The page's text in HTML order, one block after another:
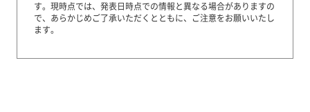
す。 現時点では、発表日時点での情報と異なる場合がありますの
で、あらかじめご了承いただくとともに、ご注意をお願いいたし
ます。